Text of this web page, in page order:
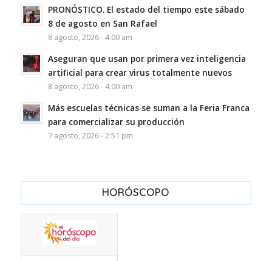
PRONÓSTICO. El estado del tiempo este sábado
8 de agosto en San Rafael
8 agosto, 2026 - 4:00 am
Aseguran que usan por primera vez inteligencia
artificial para crear virus totalmente nuevos
8 agosto, 2026 - 4:00 am
Más escuelas técnicas se suman a la Feria Franca
para comercializar su producción
7 agosto, 2026 - 2:51 pm
HORÓSCOPO